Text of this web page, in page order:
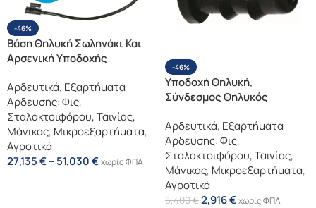
-46%
Βάση Θηλυκή Σωληνάκι Και
Αρσενική Υποδοχής
Αρδευτικά, Εξαρτήματα
Άρδευσης: Φις,
Σταλακτοιφόρου, Ταινίας,
Μάνικας, Μικροεξαρτήματα,
Αγροτικά
27,135€–51,030€χωρίς ΦΠΑ
-46%
Υποδοχή Θηλυκή,
Σύνδεσμος Θηλυκός
Αρδευτικά, Εξαρτήματα
Άρδευσης: Φις,
Σταλακτοιφόρου, Ταινίας,
Μάνικας, Μικροεξαρτήματα,
Αγροτικά
5,400€2,916€χωρίς ΦΠΑ